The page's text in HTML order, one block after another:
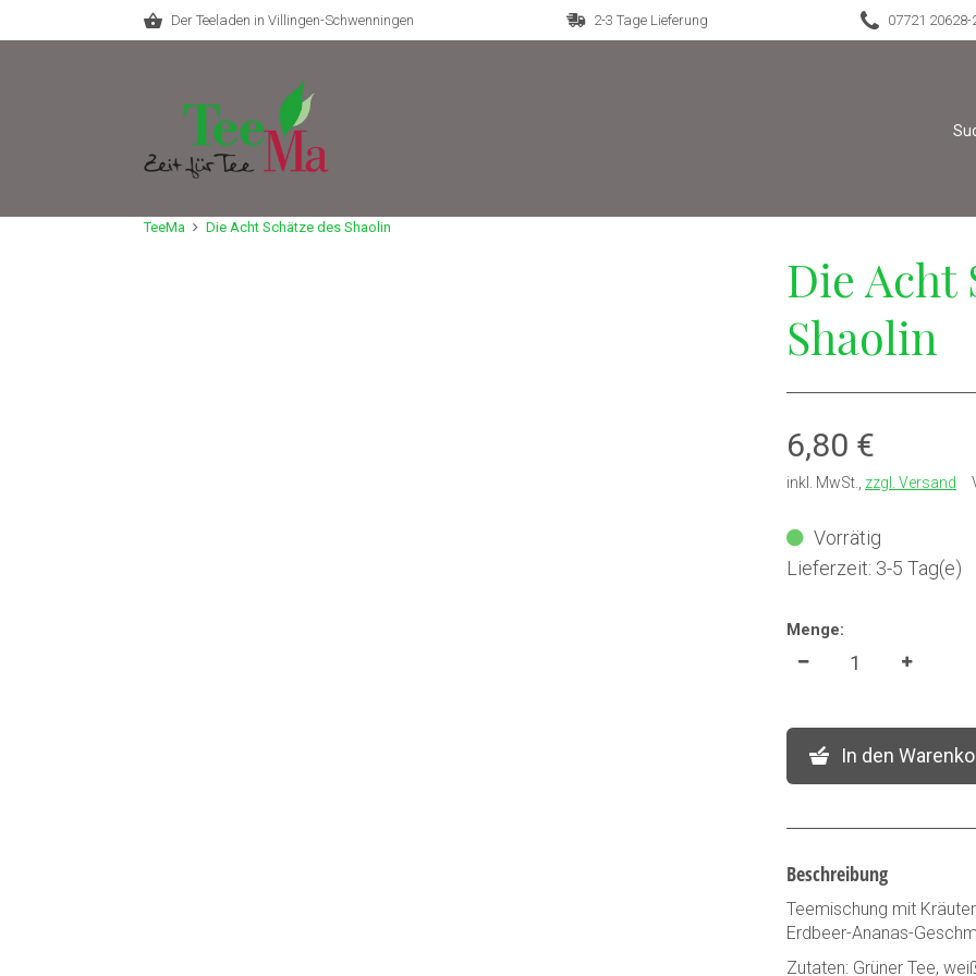
Der Teeladen in Villingen-Schwenningen 2-3 Tage Lieferung 07721 20628-
TeeMa Die Acht Schätze des Shaolin
Die Acht
Shaolin
6,80 €
inkl. MwSt. zzgl. Versand
Vorrätig
Lieferzeit: 3-5 Tag(e)
Menge:
In den
Beschreibung
Teemischung mit
Erdbeer-Ananas-
Zutaten: Grüner Tee,